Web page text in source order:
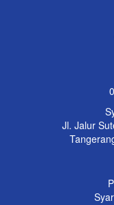
Jl. Jalur